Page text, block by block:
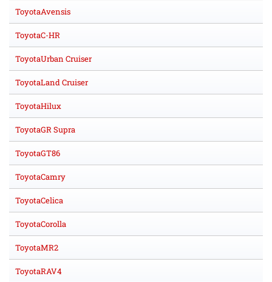
ToyotaAvensis
ToyotaC-HR
ToyotaUrban Cruiser
ToyotaLand Cruiser
ToyotaHilux
ToyotaGR Supra
ToyotaGT86
ToyotaCamry
ToyotaCelica
ToyotaCorolla
ToyotaMR2
ToyotaRAV4